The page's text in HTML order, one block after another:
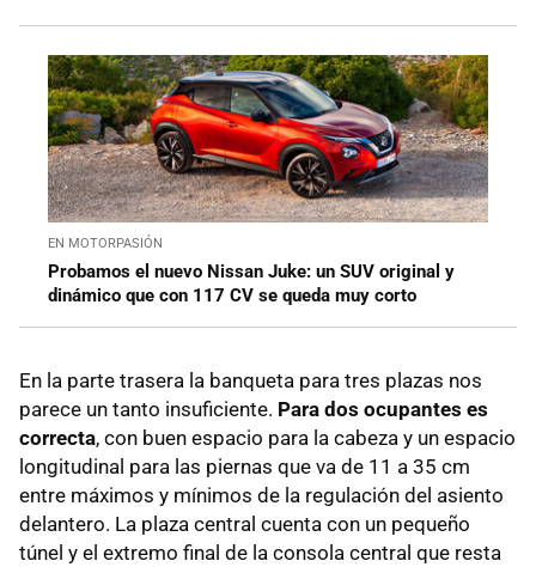
EN MOTORPASIÓN
Probamos el nuevo Nissan Juke: un SUV original y
dinámico que con 117 CV se queda muy corto
En la parte trasera la banqueta para tres plazas nos
parece un tanto insuficiente. Para dos ocupantes es
correcta, con buen espacio para la cabeza y un espacio
longitudinal para las piernas que va de 11 a 35 cm
entre máximos y mínimos de la regulación del asiento
delantero. La plaza central cuenta con un pequeño
túnel y el extremo final de la consola central que resta